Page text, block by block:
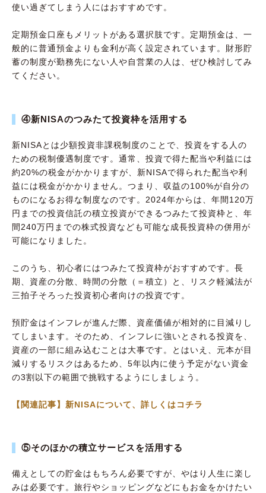
使い過ぎてしまう人にはおすすめです。
定期預金口座もメリットがある選択肢です。定期預金は、一
般的に普通預金よりも金利が高く設定されています。財形貯
蓄の制度が勤務先にない人や自営業の人は、ぜひ検討してみ
てください。
④新NISAのつみたて投資枠を活用する
新NISAとは少額投資非課税制度のことで、投資をする人の
ための税制優遇制度です。通常、投資で得た配当や利益には
約20%の税金がかかりますが、新NISAで得られた配当や利
益には税金がかかりません。つまり、収益の100%が自分の
ものになるお得な制度なのです。2024年からは、年間120万
円までの投資信託の積立投資ができるつみたて投資枠と、年
間240万円までの株式投資なども可能な成長投資枠の併用が
可能になりました。
このうち、初心者にはつみたて投資枠がおすすめです。長
期、資産の分散、時間の分散（＝積立）と、リスク軽減法が
三拍子そろった投資初心者向けの投資です。
預貯金はインフレが進んだ際、資産価値が相対的に目減りし
てしまいます。そのため、インフレに強いとされる投資を、
資産の一部に組み込むことは大事です。とはいえ、元本が目
減りするリスクはあるため、5年以内に使う予定がない資金
の3割以下の範囲で挑戦するようにしましょう。
【関連記事】新NISAについて、詳しくはコチラ
⑤そのほかの積立サービスを活用する
備えとしての貯金はもちろん必要ですが、やはり人生に楽し
みは必要です。旅行やショッピングなどにもお金をかけたい